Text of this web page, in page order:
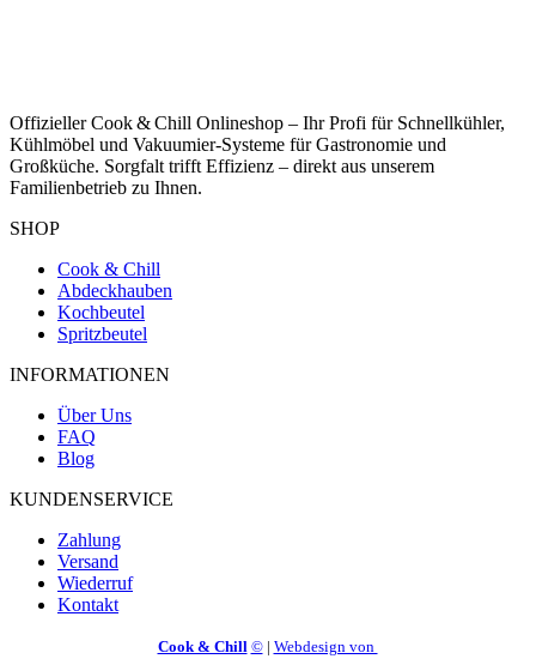
Offizieller Cook & Chill Onlineshop – Ihr Profi für Schnellkühler,
Kühlmöbel und Vakuumier‑Systeme für Gastronomie und
Großküche. Sorgfalt trifft Effizienz – direkt aus unserem
Familienbetrieb zu Ihnen.
SHOP
Cook & Chill
Abdeckhauben
Kochbeutel
Spritzbeutel
INFORMATIONEN
Über Uns
FAQ
Blog
KUNDENSERVICE
Zahlung
Versand
Wiederruf
Kontakt
Cook & Chill © | Webdesign von